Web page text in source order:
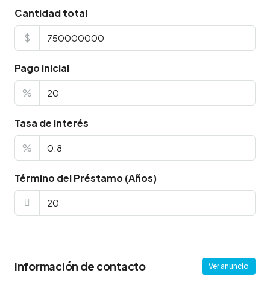
Cantidad total
$
Pago inicial
%
Tasa de interés
%
Término del Préstamo (Años)
Información de contacto Ver anuncio